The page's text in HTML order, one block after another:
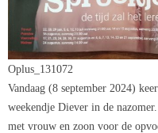
Oplus_131072
Vandaag (8 september 2024)
weekendje Diever in de
met vrouw en zoon voor de